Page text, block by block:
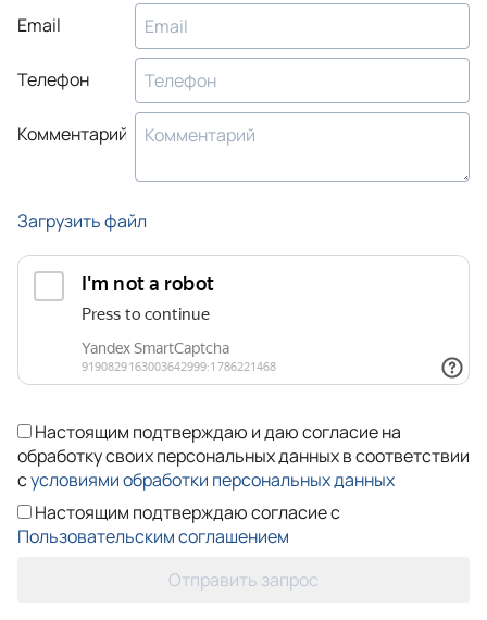
Email
Телефон
Комментарий
Загрузить файл
Настоящим подтверждаю и даю согласие на
обработку своих персональных данных в соответствии
сусловиями обработки персональных данных
Настоящим подтверждаю согласие с
Пользовательским соглашением
Отправить запрос